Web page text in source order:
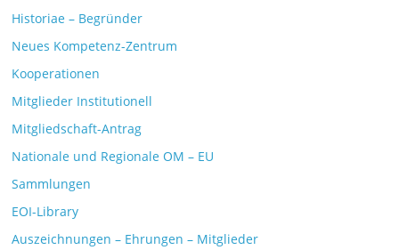
Historiae – Begründer
Neues Kompetenz-Zentrum
Kooperationen
Mitglieder Institutionell
Mitgliedschaft-Antrag
Nationale und Regionale OM – EU
Sammlungen
EOI-Library
Auszeichnungen – Ehrungen – Mitglieder